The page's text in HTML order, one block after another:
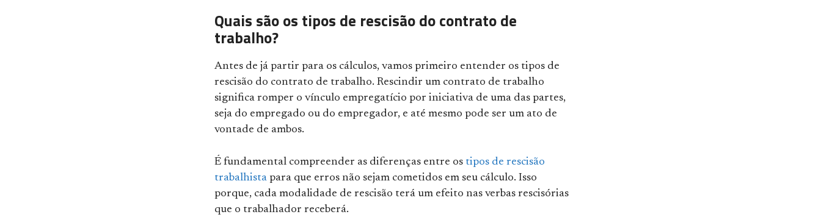
Quais são os tipos de rescisão do contrato de
trabalho?
Antes de já partir para os cálculos, vamos primeiro entender os tipos de
rescisão do contrato de trabalho. Rescindir um contrato de trabalho
significa romper o vínculo empregatício por iniciativa de uma das partes,
seja do empregado ou do empregador, e até mesmo pode ser um ato de
vontade de ambos.
É fundamental compreender as diferenças entre os tipos de rescisão
trabalhista para que erros não sejam cometidos em seu cálculo. Isso
porque, cada modalidade de rescisão terá um efeito nas verbas rescisórias
que o trabalhador receberá.